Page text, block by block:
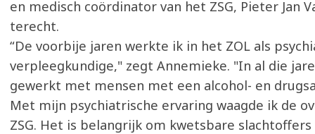
en medisch coördinator van het ZSG, Pieter Jan
terecht.
“De voorbije jaren werkte ik in het ZOL als
verpleegkundige," zegt Annemieke. "In al die
gewerkt met mensen met een alcohol- en
Met mijn psychiatrische ervaring waagde ik de
ZSG. Het is belangrijk om kwetsbare